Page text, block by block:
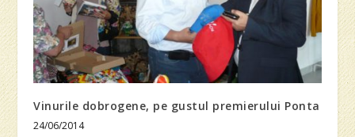
Vinurile dobrogene, pe gustul premierului Ponta
24/06/2014